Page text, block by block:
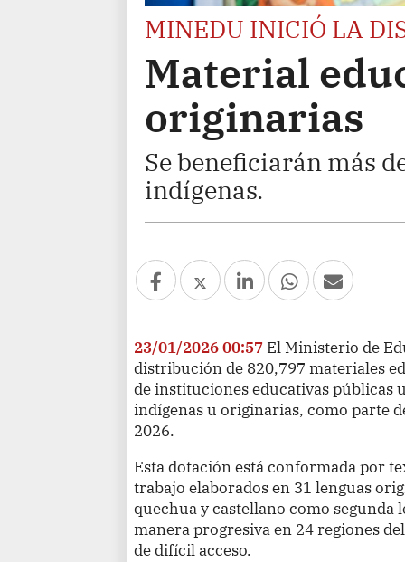
MINEDU INICIÓ LA
Material
originarias
Se beneficiarán más
indígenas.
23/01/2026 00:57 El Ministerio de
distribución de 820,797 materiales
de instituciones educativas públicas
indígenas u originarias, como parte
2026.
Esta dotación está conformada por
trabajo elaborados en 31 lenguas
quechua y castellano como segunda
manera progresiva en 24 regiones
de difícil acceso.